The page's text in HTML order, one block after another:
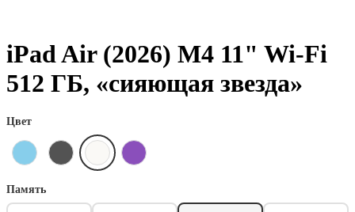
iPad Air (2026) M4 11" Wi-Fi
512 ГБ, «сияющая звезда»
Цвет
Память